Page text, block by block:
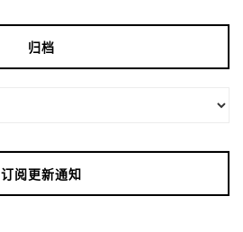
归档
订阅更新通知